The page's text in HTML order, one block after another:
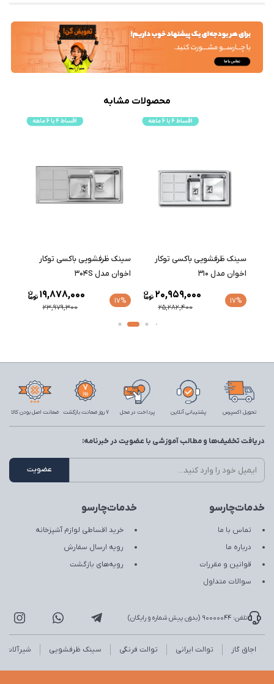
محصولات مشابه
سینک ظرفشویی باکسی توکار
اخوان مدل 310
17%
25,282,400
20,959,000
سینک ظرفشویی باکسی توکار
اخوان مدل 304S
17%
23,979,300
19,878,000
تحویل اکسپرس پشتیبانی آنلاین پرداخت در محل 7 روز ضمانت بازگشت ضمانت اصل بودن کالا
خدمات‌چارسو
تماس با ما
درباره ما
قوانین و مقررات
سوالات متداول
خدمات‌چارسو
خرید اقساطی لوازم آشپزخانه
رویه ارسال سفارش
رویه‌های بازگشت
دریافت تخفیف‌ها و مطالب آموزشی با عضویت در خبرنامه:
تلفن: 90000044 (بدون پیش شماره و رایگان)
اجاق گاز توالت ایرانی توالت فرنگی سینک ظرفشویی شیرآلات